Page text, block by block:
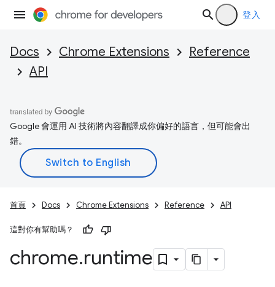
登入
Docs Chrome Extensions
Reference
API
Google 會運用 AI 技術將內容翻譯成你偏好的語言，但可能會出
錯。
首頁 Docs Chrome Extensions Reference API
這對你有幫助嗎？
chrome.runtime